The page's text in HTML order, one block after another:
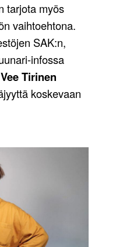
tarjota myös
vaihtoehtona.
SAK:n,
infossa
Vee Tirinen
koskevaan